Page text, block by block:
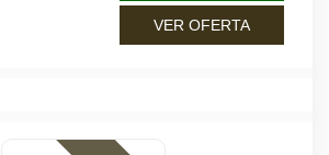
VER OFERTA